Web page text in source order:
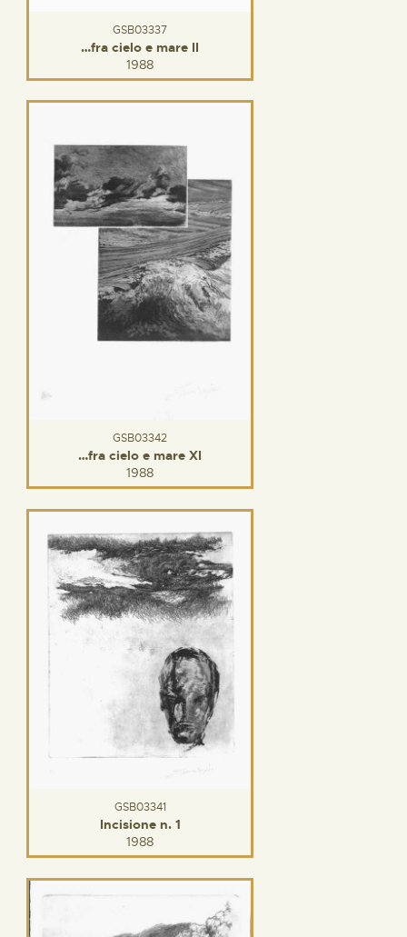
GSB03337
…fra cielo e mare II
1988
GSB03342
…fra cielo e mare XI
1988
GSB03341
Incisione n. 1
1988